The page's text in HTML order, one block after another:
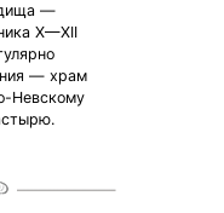
—
X—XII
— храм
Невскому